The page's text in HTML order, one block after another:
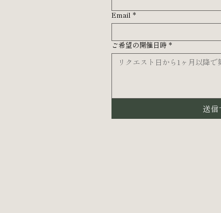
Email *
ご希望の開催日時 *
送信